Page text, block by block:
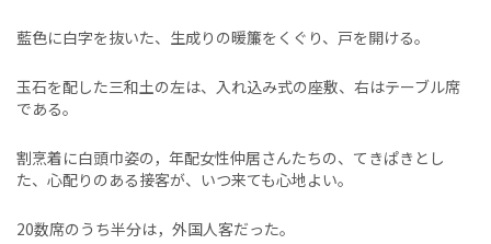
藍色に白字を抜いた、生成りの暖簾をくぐり、戸を開ける。
玉石を配した三和土の左は、入れ込み式の座敷、右はテーブル席
である。
割烹着に白頭巾姿の，年配女性仲居さんたちの、てきぱきとし
た、心配りのある接客が、いつ来ても心地よい。
20数席のうち半分は，外国人客だった。